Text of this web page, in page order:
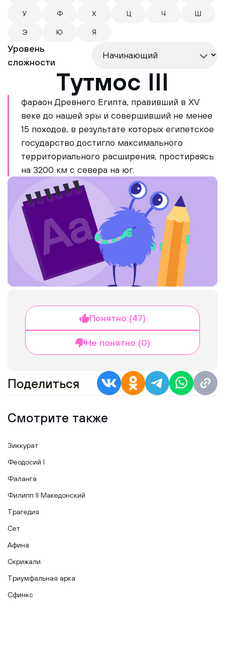
У Ф Х Ц Ч Ш
Э Ю Я
Уровень
сложности
Тутмос III
фараон Древнего Египта, правивший в XV
веке до нашей эры и совершивший не менее
15 походов, в результате которых египетское
государство достигло максимального
территориального расширения, простираясь
на 3200 км с севера на юг.
Понятно (47)
Не понятно (0)
Поделиться
Смотрите также
Зиккурат
Феодосий I
Фаланга
Филипп II Македонский
Трагедия
Сет
Афина
Скрижали
Триумфальная арка
Сфинкс